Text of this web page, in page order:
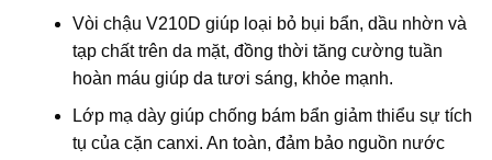
Vòi chậu V210D giúp loại bỏ bụi bẩn, dầu nhờn và
tạp chất trên da mặt, đồng thời tăng cường tuần
hoàn máu giúp da tươi sáng, khỏe mạnh.
Lớp mạ dày giúp chống bám bẩn giảm thiểu sự tích
tụ của cặn canxi. An toàn, đảm bảo nguồn nước